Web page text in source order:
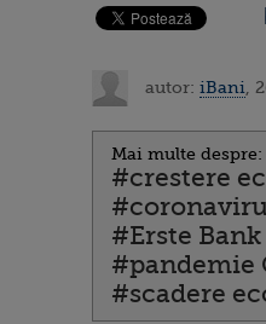
autor: iBani ,
Mai multe despre:
#crestere
#Erste Bank
#pandemie
#scadere